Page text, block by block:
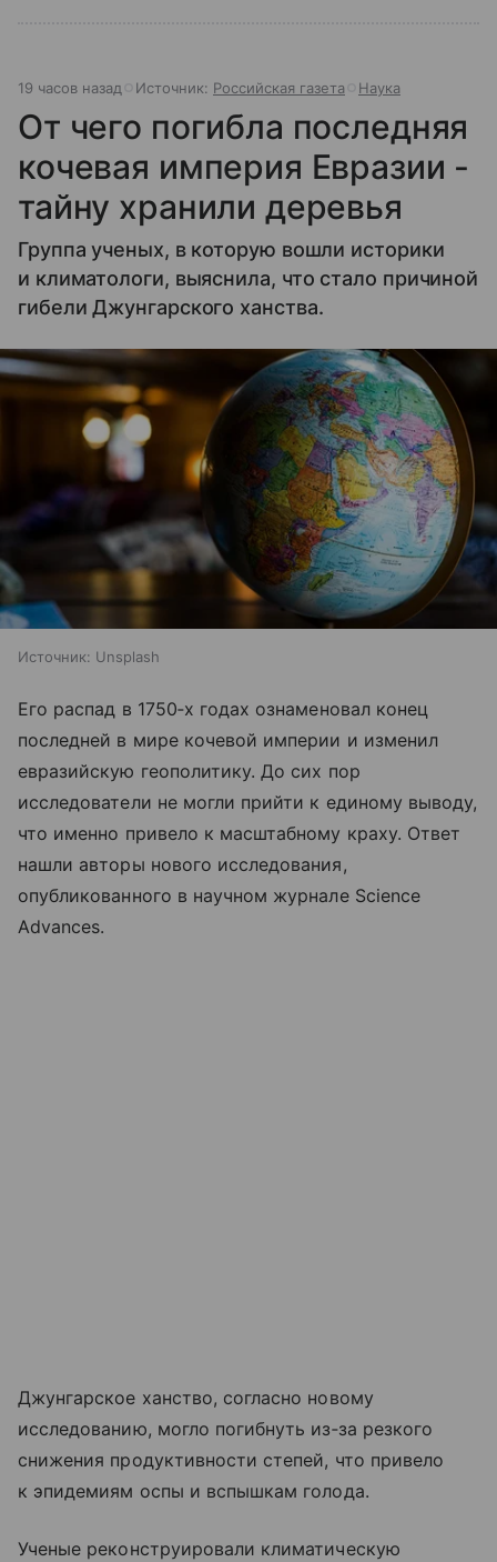
19 часов назад Источник: Российская газета Наука
От чего погибла последняя
кочевая империя Евразии -
тайну хранили деревья
Группа ученых, в которую вошли историки
и климатологи, выяснила, что стало причиной
гибели Джунгарского ханства.
Источник: Unsplash
Его распад в 1750‑х годах ознаменовал конец
последней в мире кочевой империи и изменил
евразийскую геополитику. До сих пор
исследователи не могли прийти к единому выводу,
что именно привело к масштабному краху. Ответ
нашли авторы нового исследования,
опубликованного в научном журнале Science
Advances.
Джунгарское ханство, согласно новому
исследованию, могло погибнуть из‑за резкого
снижения продуктивности степей, что привело
к эпидемиям оспы и вспышкам голода.
Ученые реконструировали климатическую